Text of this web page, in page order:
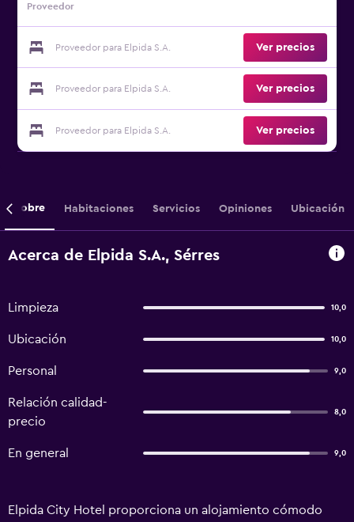
Proveedor
Proveedor para Elpida S.A. Ver precios
Proveedor para Elpida S.A. Ver precios
Proveedor para Elpida S.A. Ver precios
Sobre Habitaciones Servicios Opiniones Ubicación
Acerca de Elpida S.A., Sérres
Limpieza 10,0
Ubicación 10,0
Personal 9,0
Relación calidad-
precio
8,0
En general 9,0
Elpida City Hotel proporciona un alojamiento cómodo